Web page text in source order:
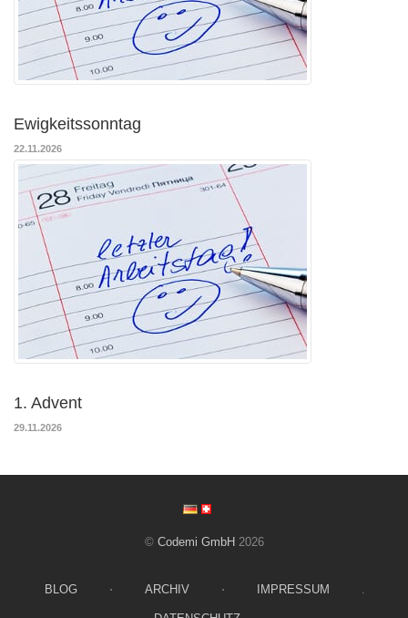
Ewigkeitssonntag
22.11.2026
1. Advent
29.11.2026
© Codemi GmbH 2026
BLOG ⋅ ARCHIV ⋅ IMPRESSUM .